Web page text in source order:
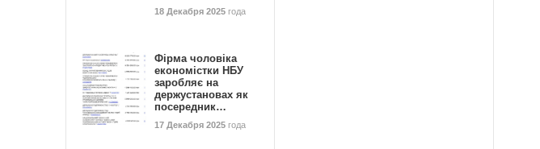
18 Декабря 2025 года
Фірма чоловіка
економістки НБУ
заробляє на
держустановах як
посередник…
17 Декабря 2025 года